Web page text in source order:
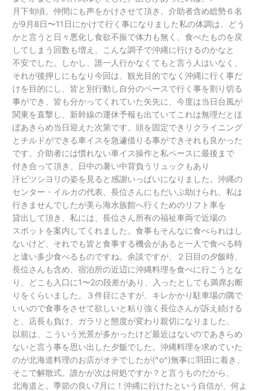
月下旬頃。仲間にも声をかけさせて頂き、介助者含め総勢６名
が9 月 8日〜11 日にかけて行く事になりました私の体調は、どう
かと言うと 日々 悪化し食欲不振で体力 も無 く、食べたものを戻
してしまう 回数も増え、こんな調子で沖縄に行けるのかなと
不安でした。しかし、誰一人行かなくてもと言う 人 はいなく、
それが後押 しにもなり今回は、観光目的でなく沖縄に行く事だ
けを目的にし、 皆と 別行動 し 自分のペースで行く事を割り切る
事ができ、 皆も分かってくれていた矢先に、今度は当日台風が
関東を直撃 し、 新幹線の運休予報も出ていてこれは無理だとほ
ぼあきらめ当日迎えた次第です。頭を固定でき リクライニング
と チルドができる車イス を急遽借りる事ができそれも 良かった
です。介助者には慣れない車イス操作と私ペースに最後 まで
付き合って頂き、 日中の暑い中背負う リュック もあり
汗ビツシヨリの姿を 見 ると 感謝いっぱいになりました。沖縄の
センター ・ イルカの代表 、長位さんにもだいぶ助けられ、私は
行きませんでしたが美ら海水族館へ行くためのリフト車を
貸出して頂き、私には、長位さん所有の福祉車両で近場の
スポット を案内 してくれました。食事もそんなに食べられはし
ないけど、それでも皆と食事する機会があると一人 で食べる時
と違い多少食べるものですね。余談ですが、 ２日目の夕飯時
長位さんも含め、宿泊所の近辺に沖縄料理を食べに行こうとな
り、どこも 入口に1〜2の段差があり、 入 ったとしても満席お断
りをくらいました。３件目 にさすが、 キレかかり駐車場の隅で
いいので食事をさせて欲 しいと 粘り強 く長位さんが訴え続ける
と、
店長も負け、 ガラリ と態度が変わり 親切になりました。
以前は、こういう光景が多かったけど最近はないのであきらめ
ないと言う事を思い出 した夕飯でした。沖縄料理を求めていた
のが北海道料理のお店がオチでしたが(^o^)無事に羽田に着き、
そこで解散式。誰かが次は何処ですか？と言うものだから、
北海道と。季節の良い7 月 に！沖縄に行けたという 自信が、何よ